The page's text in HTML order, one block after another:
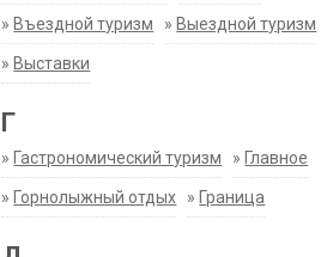
» Въездной туризм » Выездной туризм
» Выставки
Г
» Гастрономический туризм » Главное
» Горнолыжный отдых » Граница